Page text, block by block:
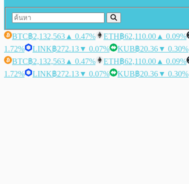
BTC฿2,132,563 ▲ 0.47% ETH฿62,110.00 ▲ 0.09%
1.72%
LINK฿272.13▼ 0.07% KUB฿20.36▼ 0.30%
BTC฿2,132,563 ▲ 0.47% ETH฿62,110.00 ▲ 0.09%
1.72%
LINK฿272.13▼ 0.07% KUB฿20.36▼ 0.30%